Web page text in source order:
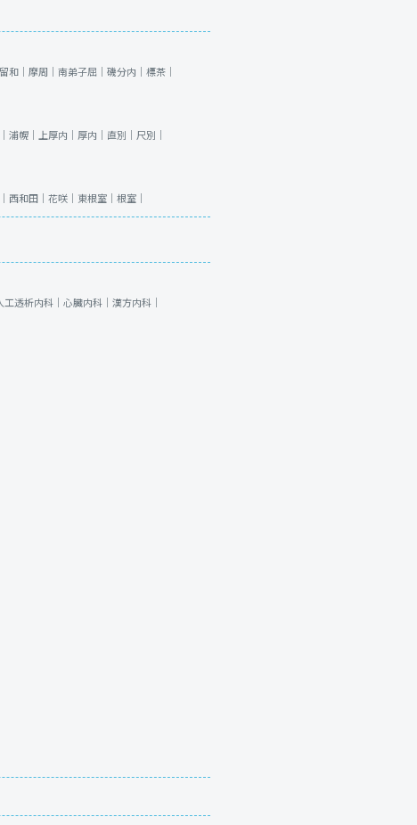
和｜ 摩周｜ 南弟子屈｜ 磯分内｜ 標茶｜
浦幌｜ 上厚内｜ 厚内｜ 直別｜ 尺別｜
西和田｜ 花咲｜ 東根室｜ 根室｜
工透析内科｜ 心臓内科｜ 漢方内科｜